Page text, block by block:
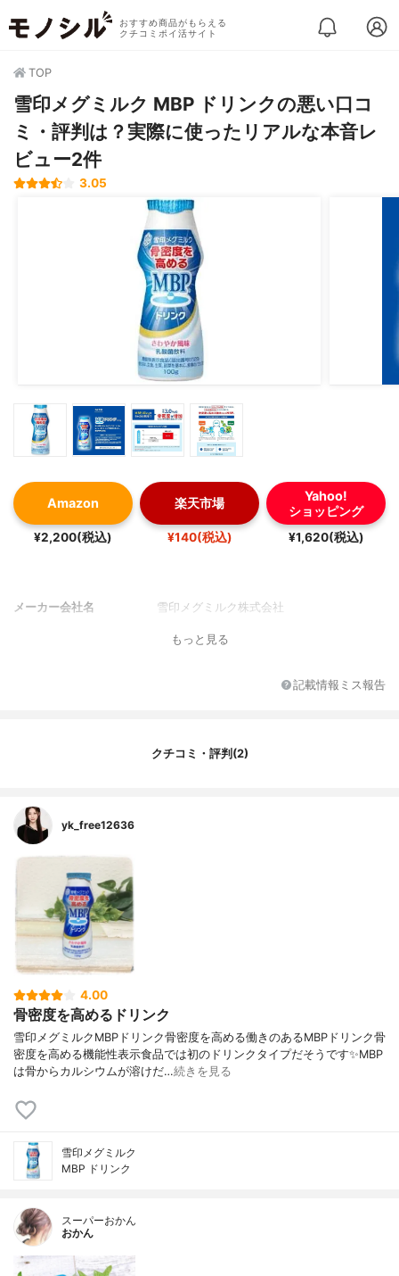
おすすめ商品がもらえる
クチコミポイ活サイト
TOP
雪印メグミルク MBP ドリンクの悪い口コ
ミ・評判は？実際に使ったリアルな本音レ
ビュー2件
3.05
Amazon
¥2,200(税込)
楽天市場
¥140(税込)
Yahoo!
ショッピング
¥1,620(税込)
メーカー会社名 雪印メグミルク株式会社
もっと見る
記載情報ミス報告
クチコミ・評判(2)
yk_free12636
4.00
骨密度を高めるドリンク
雪印メグミルクMBPドリンク骨密度を高める働きのあるMBPドリンク骨
密度を高める機能性表示食品では初のドリンクタイプだそうです✨MBP
は骨からカルシウムが溶けだ…続きを見る
雪印メグミルク
MBP ドリンク
スーパーおかん
おかん